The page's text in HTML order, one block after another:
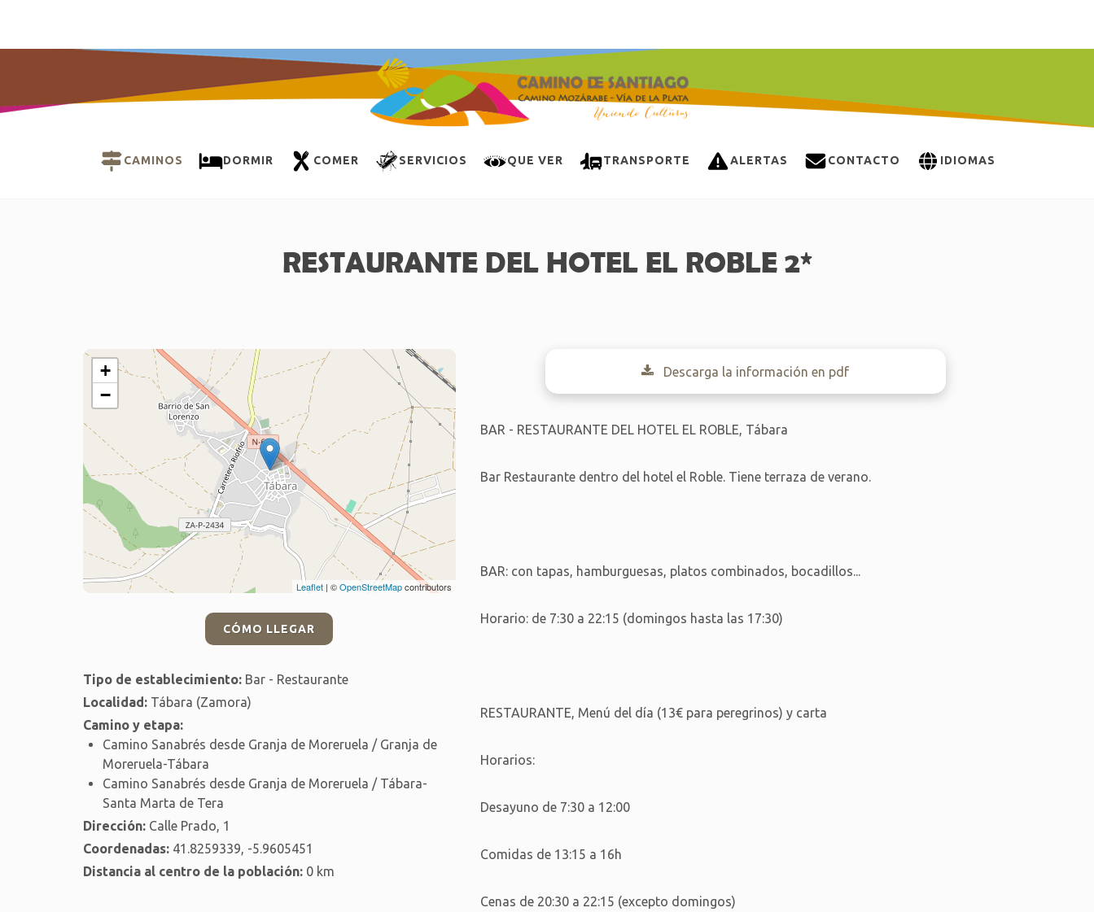
CAMINOS DORMIR COMER SERVICIOS QUE VER TRANSPORTE ALERTAS CONTACTO IDIOMAS
RESTAURANTE DEL HOTEL EL ROBLE 2*
+
−
Leaflet| ©OpenStreetMapcontributors
CÓMO LLEGAR
Tipo de establecimiento: Bar - Restaurante
Localidad: Tábara (Zamora)
Camino y etapa:
Camino Sanabrés desde Granja de Moreruela / Granja de
Moreruela-Tábara
Camino Sanabrés desde Granja de Moreruela / Tábara-
Santa Marta de Tera
Dirección: Calle Prado, 1
Coordenadas: 41.8259339, -5.9605451
Distancia al centro de la población: 0 km
Descarga la información en pdf
BAR - RESTAURANTE DEL HOTEL EL ROBLE, Tábara
Bar Restaurante dentro del hotel el Roble. Tiene terraza de verano.
BAR: con tapas, hamburguesas, platos combinados, bocadillos...
Horario: de 7:30 a 22:15 (domingos hasta las 17:30)
RESTAURANTE, Menú del día (13€ para peregrinos) y carta
Horarios:
Desayuno de 7:30 a 12:00
Comidas de 13:15 a 16h
Cenas de 20:30 a 22:15 (excepto domingos)